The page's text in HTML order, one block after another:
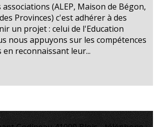
(ALEP, Maison de Bégon,
Provinces) c'est adhérer à des
un projet : celui de l'Education
nous appuyons sur les compétences
reconnaissant leur...